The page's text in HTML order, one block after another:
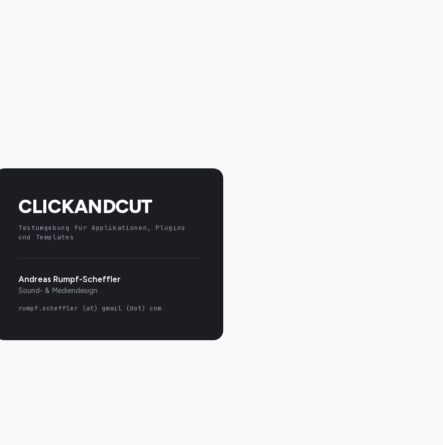
CLICKANDCUT
Testumgebung für Applikationen, Plugins
und Templates
Andreas Rumpf-Scheffler
Sound- & Mediendesign
rumpf.scheffler (at) gmail (dot) com